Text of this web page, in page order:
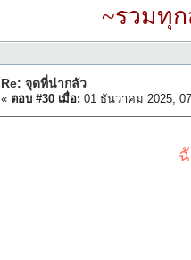
~รวมทุ
Re: จุดที่น่ากลัว
« ตอบ #30 เมื่อ: 01 ธันวาคม 2025,